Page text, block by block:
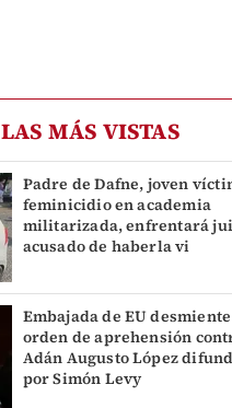
LAS MÁS VISTAS
Padre de Dafne, joven
feminicidio en academia
militarizada, enfrentará
acusado de haberla vi
Embajada de EU desmiente
orden de aprehensión
Adán Augusto López
por Simón Levy